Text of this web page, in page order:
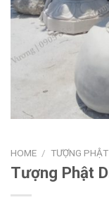
HOME / TƯỢNG PHẬT
Tượng Phật